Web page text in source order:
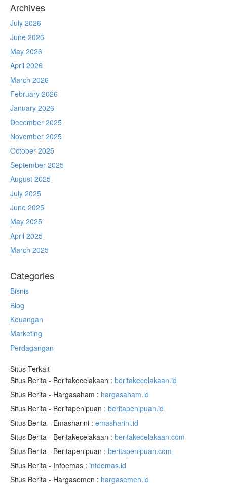
Archives
July 2026
June 2026
May 2026
April 2026
March 2026
February 2026
January 2026
December 2025
November 2025
October 2025
September 2025
August 2025
July 2025
June 2025
May 2025
April 2025
March 2025
Categories
Bisnis
Blog
Keuangan
Marketing
Perdagangan
Situs Terkait
Situs Berita - Beritakecelakaan : beritakecelakaan.id
Situs Berita - Hargasaham : hargasaham.id
Situs Berita - Beritapenipuan : beritapenipuan.id
Situs Berita - Emasharini : emasharini.id
Situs Berita - Beritakecelakaan : beritakecelakaan.com
Situs Berita - Beritapenipuan : beritapenipuan.com
Situs Berita - Infoemas : infoemas.id
Situs Berita - Hargasemen : hargasemen.id